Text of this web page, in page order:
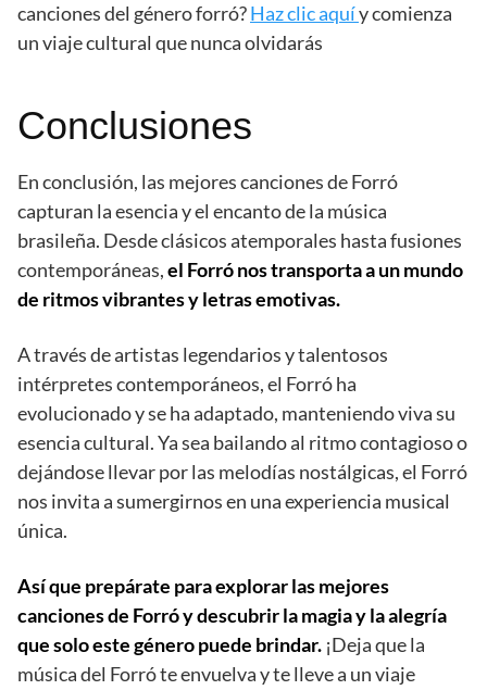
canciones del género forró?Haz clic aquíy comienza
un viaje cultural que nunca olvidarás
Conclusiones
En conclusión, las mejores canciones de Forró
capturan la esencia y el encanto de la música
brasileña. Desde clásicos atemporales hasta fusiones
contemporáneas,el Forró nos transporta a un mundo
de ritmos vibrantes y letras emotivas.
A través de artistas legendarios y talentosos
intérpretes contemporáneos, el Forró ha
evolucionado y se ha adaptado, manteniendo viva su
esencia cultural. Ya sea bailando al ritmo contagioso o
dejándose llevar por las melodías nostálgicas, el Forró
nos invita a sumergirnos en una experiencia musical
única.
Así que prepárate para explorar las mejores
canciones de Forró y descubrir la magia y la alegría
que solo este género puede brindar. ¡Deja que la
música del Forró te envuelva y te lleve a un viaje